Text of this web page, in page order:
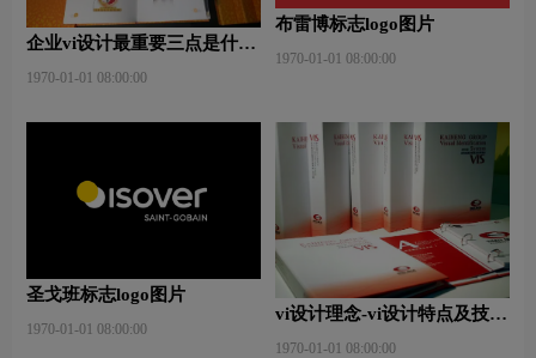
企业vi设计最重要三点是什
1970-01-01 08:00:00
布雷博标志logo图片
1970-01-01 08:00:00
圣戈班标志logo图片
1970-01-01 08:00:00
vi设计理念-vi设计特点及技巧
1970-01-01 08:00:00